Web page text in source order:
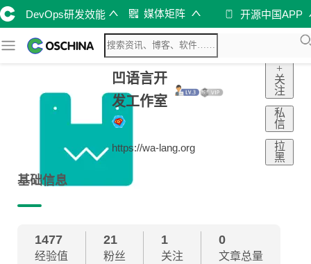
DevOps研发效能 媒体矩阵 开源中国APP
凹语言开
发工作室
https://wa-lang.org
+
关
注
私
信
拉
黑
基础信息
1477
经验值
21
粉丝
1
关注
0
文章总量